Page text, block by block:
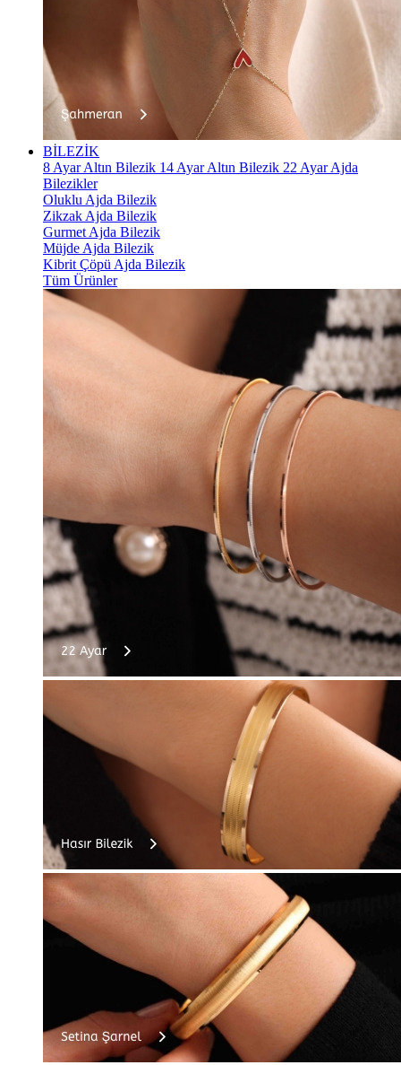
BİLEZİK
8 Ayar Altın Bilezik 14 Ayar Altın Bilezik 22 Ayar Ajda
Bilezikler
Oluklu Ajda Bilezik
Zikzak Ajda Bilezik
Gurmet Ajda Bilezik
Müjde Ajda Bilezik
Kibrit Çöpü Ajda Bilezik
Tüm Ürünler